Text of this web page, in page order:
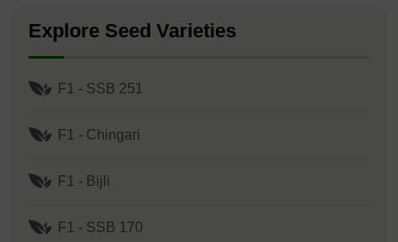
Explore Seed Varieties
F1 - SSB 251
F1 - Chingari
F1 - Bijli
F1 - SSB 170